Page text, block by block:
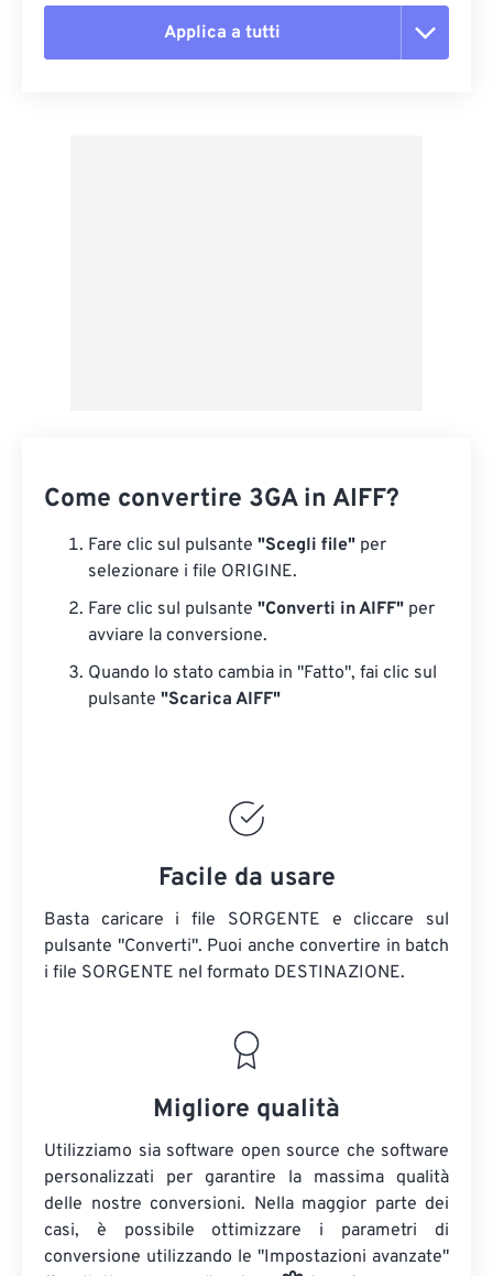
Applica a tutti
Come convertire 3GA in AIFF?
Fare clic sul pulsante "Scegli file" per
selezionare i file ORIGINE.
Fare clic sul pulsante "Converti in AIFF" per
avviare la conversione.
Quando lo stato cambia in "Fatto", fai clic sul
pulsante "Scarica AIFF"
Facile da usare
Basta caricare i file SORGENTE e cliccare sul
pulsante "Converti". Puoi anche convertire in batch
i file SORGENTE nel formato DESTINAZIONE.
Migliore qualità
Utilizziamo sia software open source che software
personalizzati per garantire la massima qualità
delle nostre conversioni. Nella maggior parte dei
casi, è possibile ottimizzare i parametri di
conversione utilizzando le "Impostazioni avanzate"